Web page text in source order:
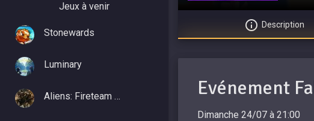
Jeux à venir
Stonewards
Luminary
Aliens: Fireteam Elite 2
Description
Evénement
Dimanche 24/07 à 21:00